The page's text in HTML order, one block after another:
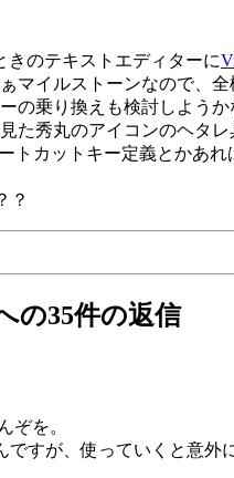
きのテキストエディターに
マイルストーンなので、
の乗り換えも検討しようか
た秀丸のアイコンのヘタ
トカットキー定義とかあ
？
の35件の返信
ぞを。
すが、使っていくと意外